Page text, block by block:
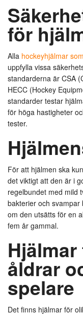
för
Alla hockeyhjälmar
uppfylla vissa
standarderna är CSA
HECC (Hockey
standarder testar
för höga hastigheter
tester.
För att hjälmen ska
det viktigt att den är i
regelbundet med mild
bakterier och
om den utsätts för en
fem år gammal.
åldrar
spelare
Det finns hjälmar för